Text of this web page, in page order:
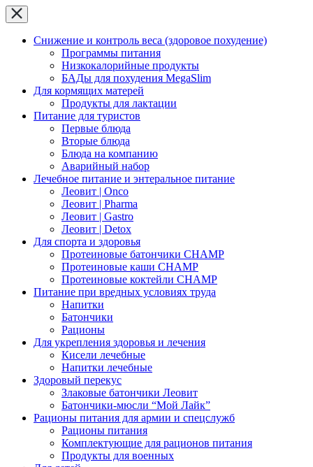
Снижение и контроль веса (здоровое похудение)
Программы питания
Низкокалорийные продукты
БАДы для похудения MegaSlim
Для кормящих матерей
Продукты для лактации
Питание для туристов
Первые блюда
Вторые блюда
Блюда на компанию
Аварийный набор
Лечебное питание и энтеральное питание
Леовит | Onco
Леовит | Pharma
Леовит | Gastro
Леовит | Detox
Для спорта и здоровья
Протеиновые батончики CHAMP
Протеиновые каши CHAMP
Протеиновые коктейли CHAMP
Питание при вредных условиях труда
Напитки
Батончики
Рационы
Для укрепления здоровья и лечения
Кисели лечебные
Напитки лечебные
Здоровый перекус
Злаковые батончики Леовит
Батончики-мюсли “Мой Лайк”
Рационы питания для армии и спецслужб
Рационы питания
Комплектующие для рационов питания
Продукты для военных